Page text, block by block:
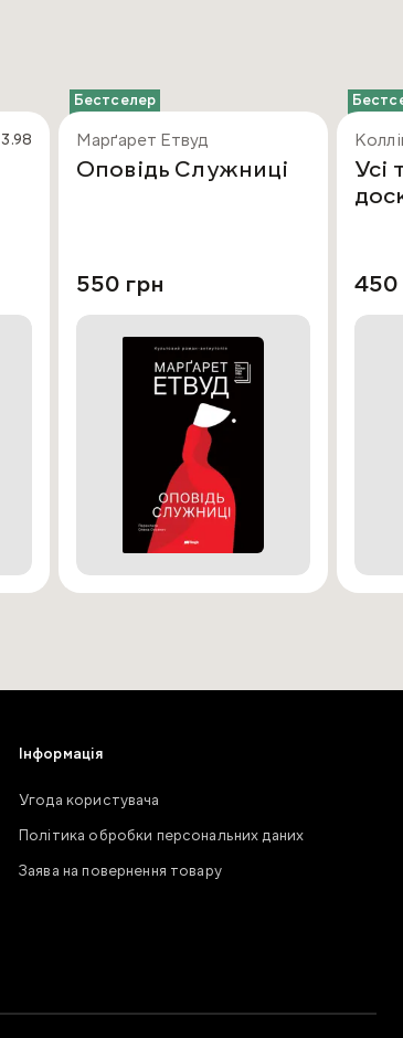
3.98
Бестселер
Марґарет Етвуд
Оповідь Служниці
550 грн
Усі
450
Інформація
Угода користувача
Політика обробки персональних даних
Заява на повернення товару